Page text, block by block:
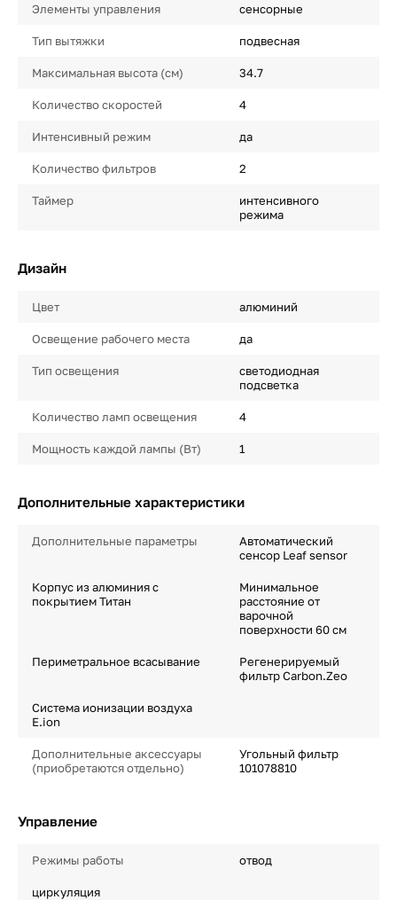
Элементы управления сенсорные
Тип вытяжки подвесная
Максимальная высота (см) 34.7
Количество скоростей 4
Интенсивный режим да
Количество фильтров 2
Таймер
интенсивного
режима
Дизайн
Цвет алюминий
Освещение рабочего места да
Тип освещения
светодиодная
подсветка
Количество ламп освещения 4
Мощность каждой лампы (Вт) 1
Дополнительные характеристики
Дополнительные параметры
Автоматический
сенсор Leaf sensor
Корпус из алюминия с
покрытием Титан
Минимальное
расстояние от
варочной
поверхности 60 см
Периметральное всасывание
Регенерируемый
фильтр Carbon.Zeo
Система ионизации воздуха
E.ion
Дополнительные аксессуары
(приобретаются отдельно)
Угольный фильтр
101078810
Управление
Режимы работы отвод
циркуляция